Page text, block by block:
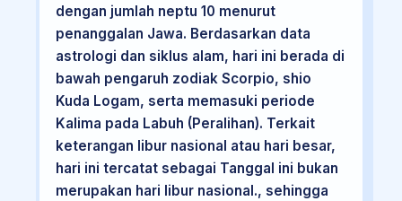
dengan jumlah neptu 10 menurut
penanggalan Jawa. Berdasarkan data
astrologi dan siklus alam, hari ini berada di
bawah pengaruh zodiak Scorpio, shio
Kuda Logam, serta memasuki periode
Kalima pada Labuh (Peralihan). Terkait
keterangan libur nasional atau hari besar,
hari ini tercatat sebagai Tanggal ini bukan
merupakan hari libur nasional., sehingga